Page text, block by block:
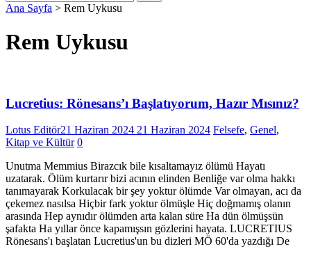
Ana Sayfa > Rem Uykusu
Rem Uykusu
Lucretius: Rönesans’ı Başlatıyorum, Hazır Mısınız?
Lotus Editör21 Haziran 2024 21 Haziran 2024 Felsefe, Genel,
Kitap ve Kültür 0
Unutma Memmius Birazcık bile kısaltamayız ölümü Hayatı
uzatarak. Ölüm kurtarır bizi acının elinden Benliğe var olma hakkı
tanımayarak Korkulacak bir şey yoktur ölümde Var olmayan, acı da
çekemez nasılsa Hiçbir fark yoktur ölmüşle Hiç doğmamış olanın
arasında Hep aynıdır ölümden arta kalan süre Ha dün ölmüşsün
şafakta Ha yıllar önce kapamışsın gözlerini hayata. LUCRETIUS
Rönesans'ı başlatan Lucretius'un bu dizleri MÖ 60'da yazdığı De